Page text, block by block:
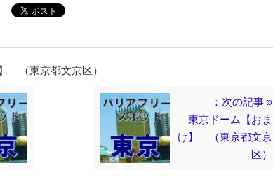
（東京都文京区）
：次の記事 »
東京ドーム【おま
け】 （東京都文京
区）